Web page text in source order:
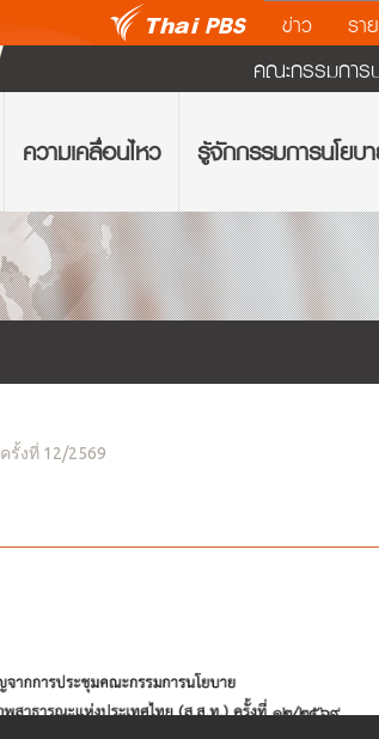
ข่าว รา
คณะกรรมการ
ความเคลื่อนไหว รู้จักกรรมการนโยบ
ครั้งที่ 12/2569